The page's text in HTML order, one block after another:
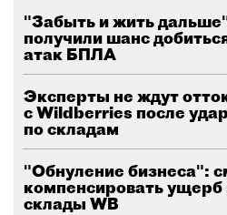
"Забыть и жить
получили шанс
атак БПЛА
Эксперты не ждут
с Wildberries после
по складам
"Обнуление бизнеса":
компенсировать ущерб
склады WB